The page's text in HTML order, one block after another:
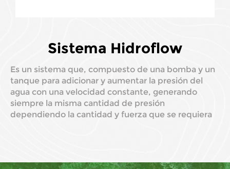
Sistema Hidroflow
Es un sistema que, compuesto de una bomba y un
tanque para adicionar y aumentar la presión del
agua con una velocidad constante, generando
siempre la misma cantidad de presión
dependiendo la cantidad y fuerza que se requiera